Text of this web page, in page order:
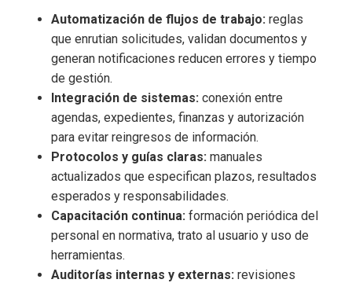
Automatización de flujos de trabajo: reglas
que enrutian solicitudes, validan documentos y
generan notificaciones reducen errores y tiempo
de gestión.
Integración de sistemas: conexión entre
agendas, expedientes, finanzas y autorización
para evitar reingresos de información.
Protocolos y guías claras: manuales
actualizados que especifican plazos, resultados
esperados y responsabilidades.
Capacitación continua: formación periódica del
personal en normativa, trato al usuario y uso de
herramientas.
Auditorías internas y externas: revisiones